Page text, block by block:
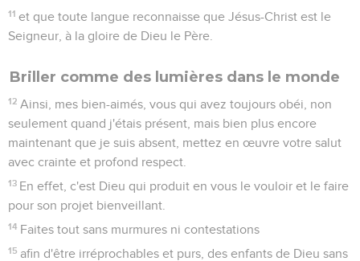
11 et que toute langue reconnaisse que Jésus-Christ est le
Seigneur, à la gloire de Dieu le Père.
Briller comme des lumières dans le monde
12 Ainsi, mes bien-aimés, vous qui avez toujours obéi, non
seulement quand j'étais présent, mais bien plus encore
maintenant que je suis absent, mettez en œuvre votre salut
avec crainte et profond respect.
13 En effet, c'est Dieu qui produit en vous le vouloir et le faire
pour son projet bienveillant.
14 Faites tout sans murmures ni contestations
15 afin d'être irréprochables et purs, des enfants de Dieu sans